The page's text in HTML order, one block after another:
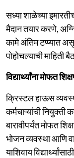
सध्या शाळेच्या
मैदान तयार करणे,
कामे अंतिम टप्प्यात
पोहोचल्याची माहिती
विद्यार्थ्यांना मोफत
क्रिस्टल हाऊस
कर्मचाऱ्यांची नियुक्ती
बारावीपर्यंत मोफत
भोजन व्यवस्था आणि
याशिवाय